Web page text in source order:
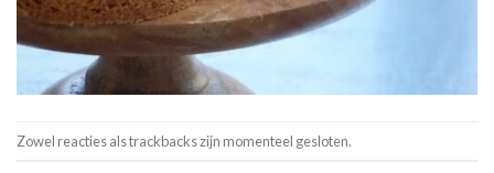
Zowel reacties als trackbacks zijn momenteel gesloten.